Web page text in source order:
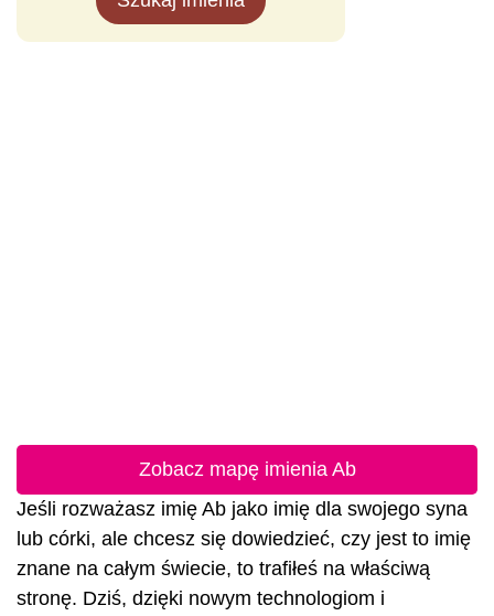
Zobacz mapę imienia Ab
Jeśli rozważasz imię Ab jako imię dla swojego syna
lub córki, ale chcesz się dowiedzieć, czy jest to imię
znane na całym świecie, to trafiłeś na właściwą
stronę. Dziś, dzięki nowym technologiom i